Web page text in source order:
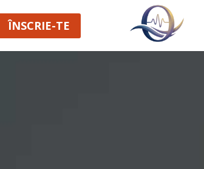
ÎNSCRIE-TE